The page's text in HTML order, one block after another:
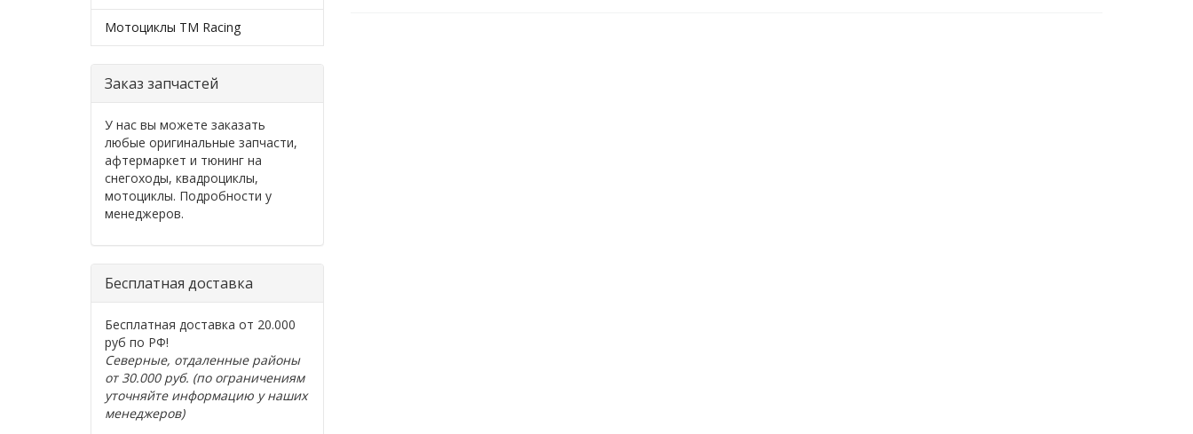
Мотоциклы TM Racing
Заказ запчастей
У нас вы можете заказать
любые оригинальные запчасти,
афтермаркет и тюнинг на
снегоходы, квадроциклы,
мотоциклы. Подробности у
менеджеров.
Бесплатная доставка
Бесплатная доставка от 20.000
руб по РФ!
Северные, отдаленные районы
от 30.000 руб. (по ограничениям
уточняйте информацию у наших
менеджеров)